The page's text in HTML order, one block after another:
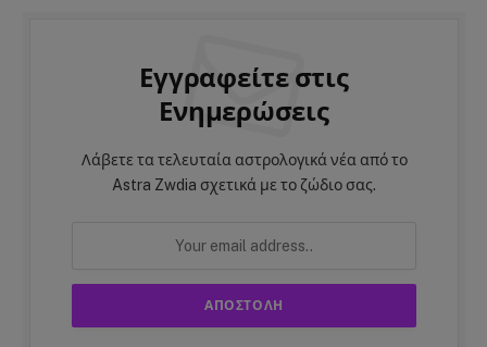
Εγγραφείτε στις
Ενημερώσεις
Λάβετε τα τελευταία αστρολογικά νέα από το
Astra Zwdia σχετικά με το ζώδιο σας.